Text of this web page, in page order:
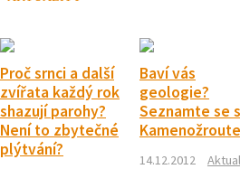
Proč srnci a další
zvířata každý rok
shazují parohy?
Není to zbytečné
plýtvání?
Baví vás
geologie?
Seznamte se s
14.12.2012